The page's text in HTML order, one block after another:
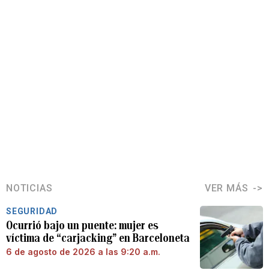
NOTICIAS VER MÁS
SEGURIDAD
Ocurrió bajo un puente: mujer es
víctima de “carjacking” en Barceloneta
6 de agosto de 2026 a las 9:20 a.m.